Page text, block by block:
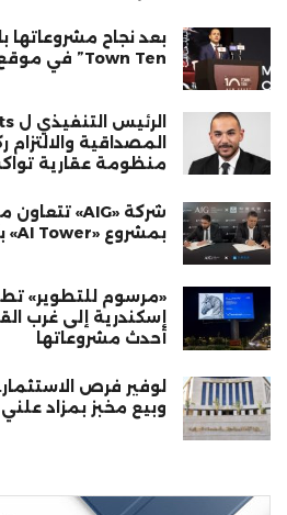
بعد نجاح مشروعاتها
Town Ten” في موقع استراتيجي بالعبور
المصداقية والالتزام
منظومة عقارية
بمشروع «AI Tower» بأعلى المعايير العالمية
«مرسوم للتطوير»
إسكندرية إلى غرب
أحدث مشروعاتها
وبيع مخبز بمزاد